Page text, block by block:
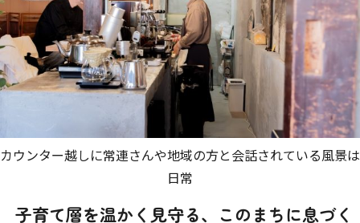
カウンター越しに常連さんや地域の方と会話されている風景は
日常
子育て層を温かく見守る、このまちに息づく